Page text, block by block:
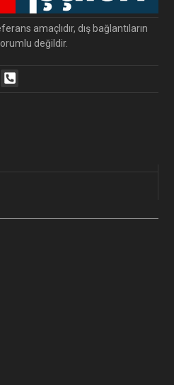
amaçlıdır, dış bağlantıların
değildir.